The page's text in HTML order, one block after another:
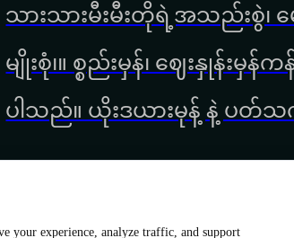
သားသားမီးမီးတိုရဲ့အသည်းစွဲ၊ မ
မျိုးစုံ၊။ စ္စည်းမှန်၊ ‌ဈေးနှုန်း
ပါသည်။ ယိုးဒယားမုန့် နဲ့ ပတ်
your experience, analyze traffic, and support